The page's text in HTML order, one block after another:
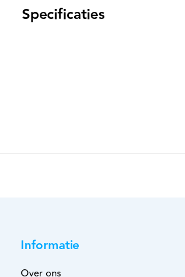
Specificaties
Informatie
Over ons